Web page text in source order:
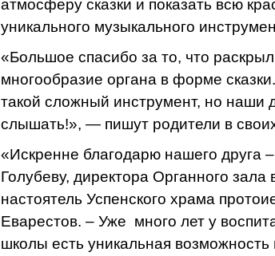
атмосферу сказки и показать всю
уникального музыкального
«Большое спасибо за то, что
многообразие органа в форме
такой сложный инструмент, но наши
слышать!», — пишут родители в
«Искренне благодарю нашего друга
Голубеву, директора Органного
настоятель Успенского храма
Еварестов. – Уже много лет у
школы есть уникальная возможность